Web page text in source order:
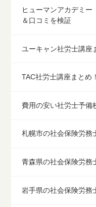
ヒューマンアカデミー
＆口コミを検証
ユーキャン社労士講座
TAC社労士講座まとめ
費用の安い社労士予備
札幌市の社会保険労務
青森県の社会保険労務
岩手県の社会保険労務